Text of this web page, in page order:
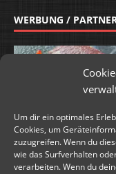
Um dir ein optimales
Cookies, um
zuzugreifen. Wenn du
wie das Surfverhalten
verarbeiten. Wenn du
WERBUNG /